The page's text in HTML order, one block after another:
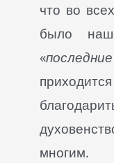
что во
было
«
многим.